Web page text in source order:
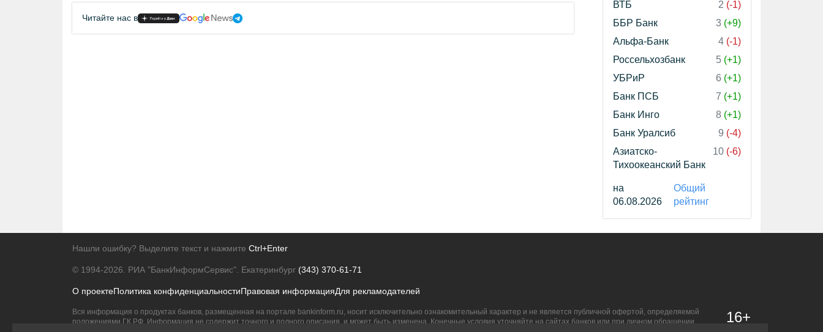
Читайте нас в
ВТБ
2 (-1)
ББР Банк
3 (+9)
Альфа-Банк
4 (-1)
Россельхозбанк
5 (+1)
УБРиР
6 (+1)
Банк ПСБ
7 (+1)
Банк Инго
8 (+1)
Банк Уралсиб
9 (-4)
Азиатско-
Тихоокеанский Банк
10 (-6)
на
06.08.2026
Общий
рейтинг
Нашли ошибку? Выделите текст и нажмите Ctrl+Enter
© 1994-2026. РИА "БанкИнформСервис". Екатеринбург (343) 370-61-71
О проектеПолитика конфиденциальностиПравовая информацияДля рекламодателей
Вся информация о продуктах банков, размещенная на портале bankinform.ru, носит исключительно ознакомительный характер и не является публичной офертой, определяемой
положениями ГК РФ. Информация не содержит точного и полного описания, и может быть изменена. Конечные условия уточняйте на сайтах банков или при личном обращении.
16+